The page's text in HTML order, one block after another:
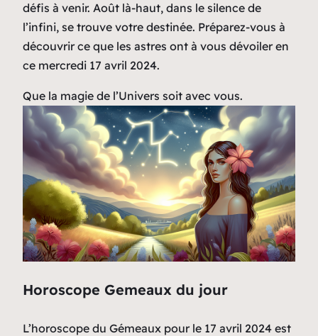
défis à venir. Août là-haut, dans le silence de
l’infini, se trouve votre destinée. Préparez-vous à
découvrir ce que les astres ont à vous dévoiler en
ce mercredi 17 avril 2024.
Que la magie de l’Univers soit avec vous.
Horoscope Gemeaux du jour
L’horoscope du Gémeaux pour le 17 avril 2024 est